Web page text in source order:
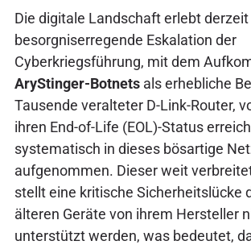
Die digitale Landschaft erlebt derzeit
besorgniserregende Eskalation der
Cyberkriegsführung, mit dem
AryStinger-Botnetsals erhebliche
Tausende veralteter D-Link-Router,
ihren End-of-Life (EOL)-Status
systematisch in dieses bösartige
aufgenommen. Dieser weit
stellt eine kritische Sicherheitslücke
älteren Geräte von ihrem Hersteller
unterstützt werden, was bedeutet,